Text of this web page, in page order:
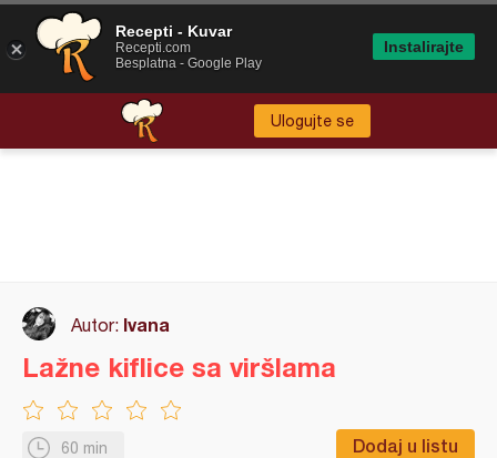
Ulogujte se
Autor: Ivana
60 min Dodaj u listu
Lažne kiflice sa viršlama
Recepti - Kuvar
Recepti.com
Besplatna - Google Play
Instalirajte